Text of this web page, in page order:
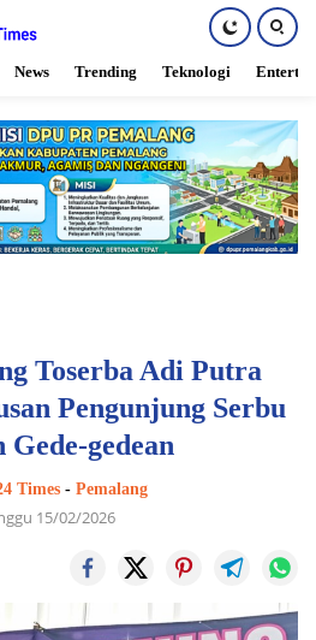
News Trending Teknologi
Toserba Adi Putra
Pengunjung Serbu
Gede-gedean
Times - Pemalang
15/02/2026